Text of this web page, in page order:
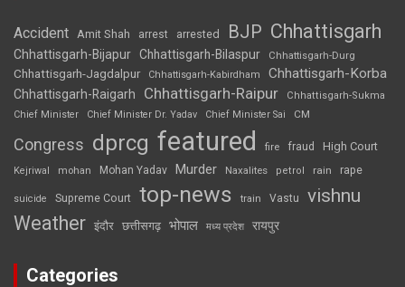
Accident Amit Shah arrest arrested BJP Chhattisgarh
Chhattisgarh-Bijapur Chhattisgarh-Bilaspur Chhattisgarh-Durg
Chhattisgarh-Jagdalpur Chhattisgarh-Kabirdham Chhattisgarh-Korba
Chhattisgarh-Raigarh Chhattisgarh-Raipur
Chhattisgarh-Sukma
Chief Minister
Chief Minister Dr. Yadav Chief Minister Sai CM
Congress dprcg featured fire fraud High Court
Kejriwal mohan Mohan Yadav Murder Naxalites petrol rain rape
suicide Supreme Court top-news train Vastu vishnu
Weather इंदौर छत्तीसगढ़ भोपाल मध्य प्रदेश रायपुर
Categories